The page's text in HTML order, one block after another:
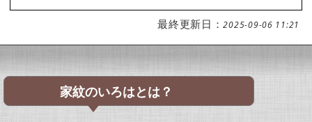
最終更新日：2025-09-06 11:21
家紋のいろはとは？